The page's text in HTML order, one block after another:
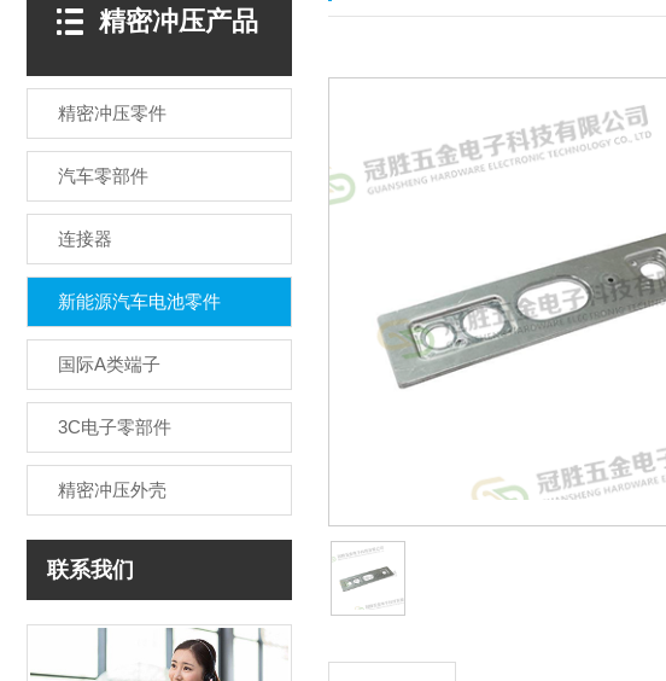
精密冲压产品
精密冲压零件
汽车零部件
连接器
新能源汽车电池零件
国际A类端子
3C电子零部件
精密冲压外壳
联系我们